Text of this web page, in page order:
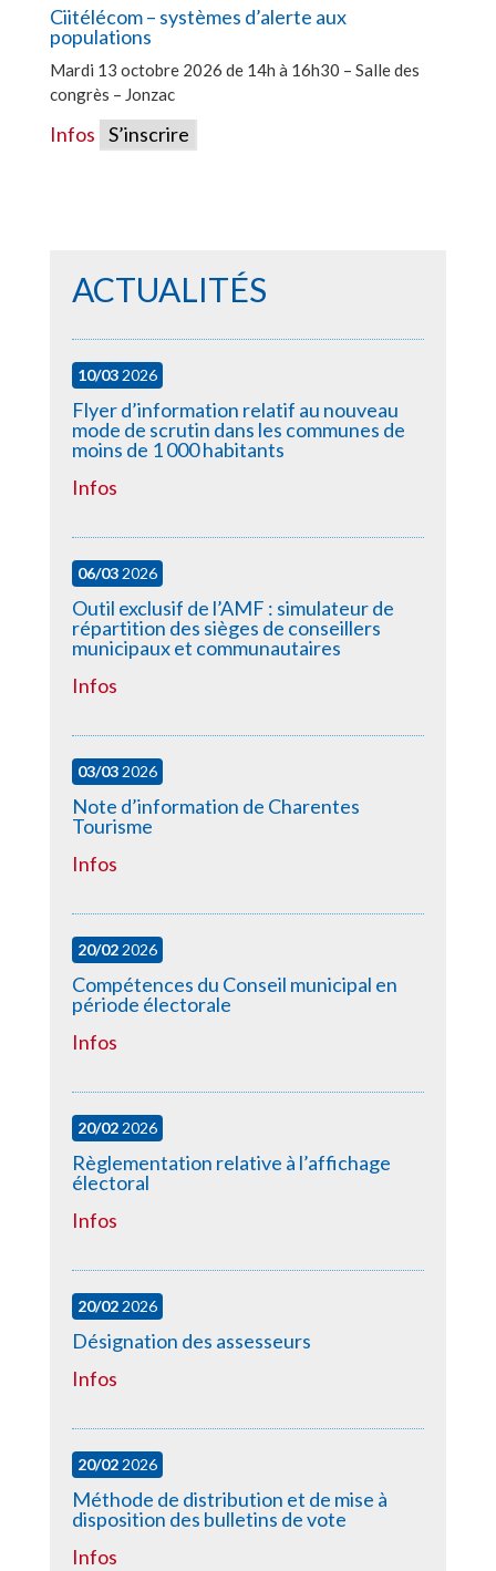
Ciitélécom – systèmes d’alerte aux
populations
Mardi 13 octobre 2026 de 14h à 16h30 – Salle des
congrès – Jonzac
Infos S’inscrire
ACTUALITÉS
10/032026
Flyer d’information relatif au nouveau
mode de scrutin dans les communes de
moins de 1 000 habitants
Infos
06/032026
Outil exclusif de l’AMF : simulateur de
répartition des sièges de conseillers
municipaux et communautaires
Infos
03/032026
Note d’information de Charentes
Tourisme
Infos
20/022026
Compétences du Conseil municipal en
période électorale
Infos
20/022026
Règlementation relative à l’affichage
électoral
Infos
20/022026
Désignation des assesseurs
Infos
20/022026
Méthode de distribution et de mise à
disposition des bulletins de vote
Infos